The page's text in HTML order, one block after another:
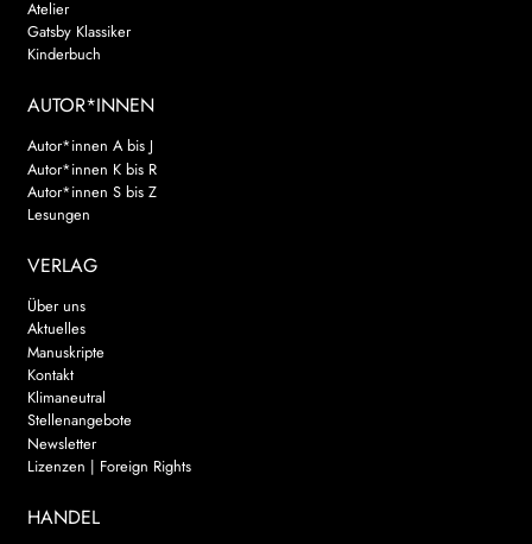
Atelier
Gatsby Klassiker
Kinderbuch
AUTOR*INNEN
Autor*innen A bis J
Autor*innen K bis R
Autor*innen S bis Z
Lesungen
VERLAG
Über uns
Aktuelles
Manuskripte
Kontakt
Klimaneutral
Stellenangebote
Newsletter
Lizenzen | Foreign Rights
HANDEL